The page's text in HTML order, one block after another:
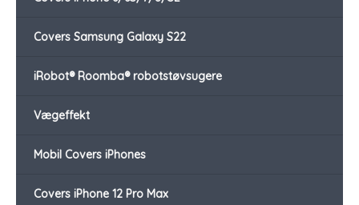
Covers Samsung Galaxy S22
iRobot® Roomba® robotstøvsugere
Vægeffekt
Mobil Covers iPhones
Covers iPhone 12 Pro Max